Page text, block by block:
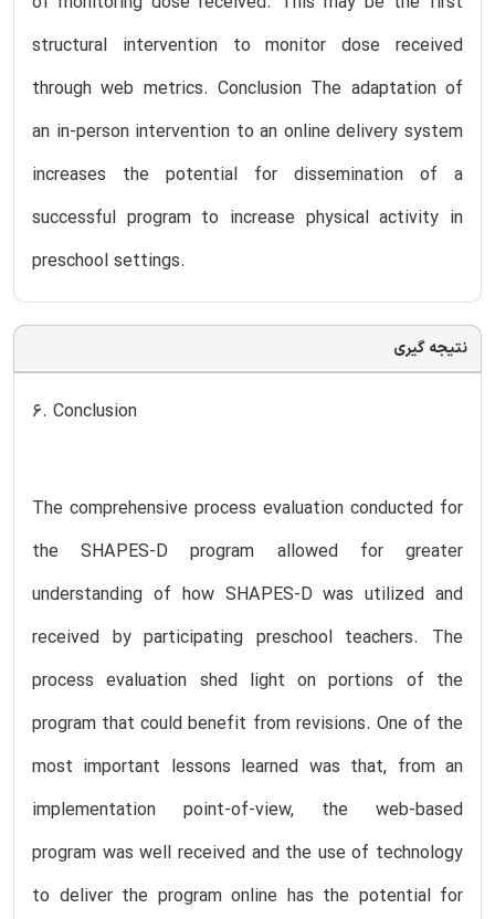
structural intervention to monitor dose received
through web metrics. Conclusion The adaptation of
an in-person intervention to an online delivery system
increases the potential for dissemination of a
successful program to increase physical activity in
preschool settings.
نتیجه گیری
6. Conclusion
The comprehensive process evaluation conducted for
the SHAPES-D program allowed for greater
understanding of how SHAPES-D was utilized and
received by participating preschool teachers. The
process evaluation shed light on portions of the
program that could benefit from revisions. One of the
most important lessons learned was that, from an
implementation point-of-view, the web-based
program was well received and the use of technology
to deliver the program online has the potential for